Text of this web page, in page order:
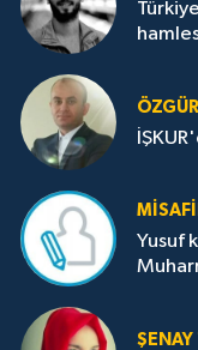
Yusuf
ŞENAY